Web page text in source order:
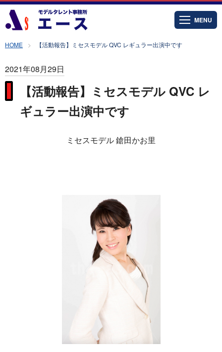
MENU
HOME 【活動報告】ミセスモデル QVC レギュラー出演中です
2021年08月29日
【活動報告】ミセスモデル QVC レ
ギュラー出演中です
ミセスモデル 鎗田かお里